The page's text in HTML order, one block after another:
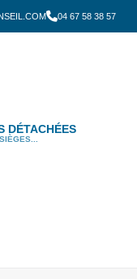
04 67 58 38 57
DÉTACHÉES